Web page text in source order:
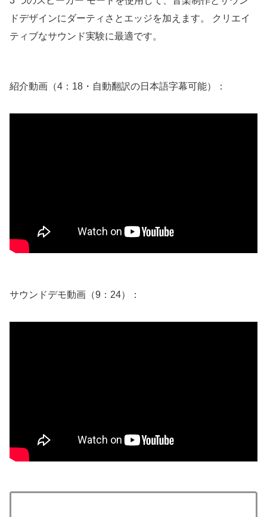
ドデザインにダーティさとエッジを加えます。 クリエイ
ティブなサウンド実験に最適です。
紹介動画（4：18・自動翻訳の日本語字幕可能）：
サウンドデモ動画（9：24）：